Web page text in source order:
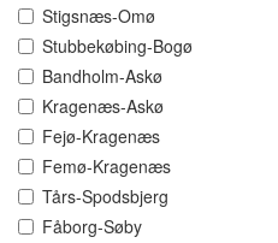
Stigsnæs-Omø
Stubbekøbing-Bogø
Bandholm-Askø
Kragenæs-Askø
Fejø-Kragenæs
Femø-Kragenæs
Tårs-Spodsbjerg
Fåborg-Søby